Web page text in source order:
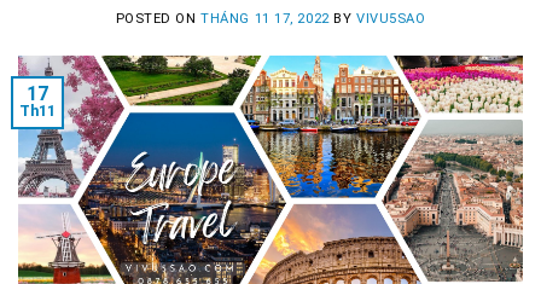
POSTED ONTHÁNG 11 17, 2022BY VIVU5SAO
17
Th11